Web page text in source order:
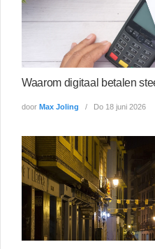
Waarom digitaal betalen
door Max Joling Do 18 juni 2026